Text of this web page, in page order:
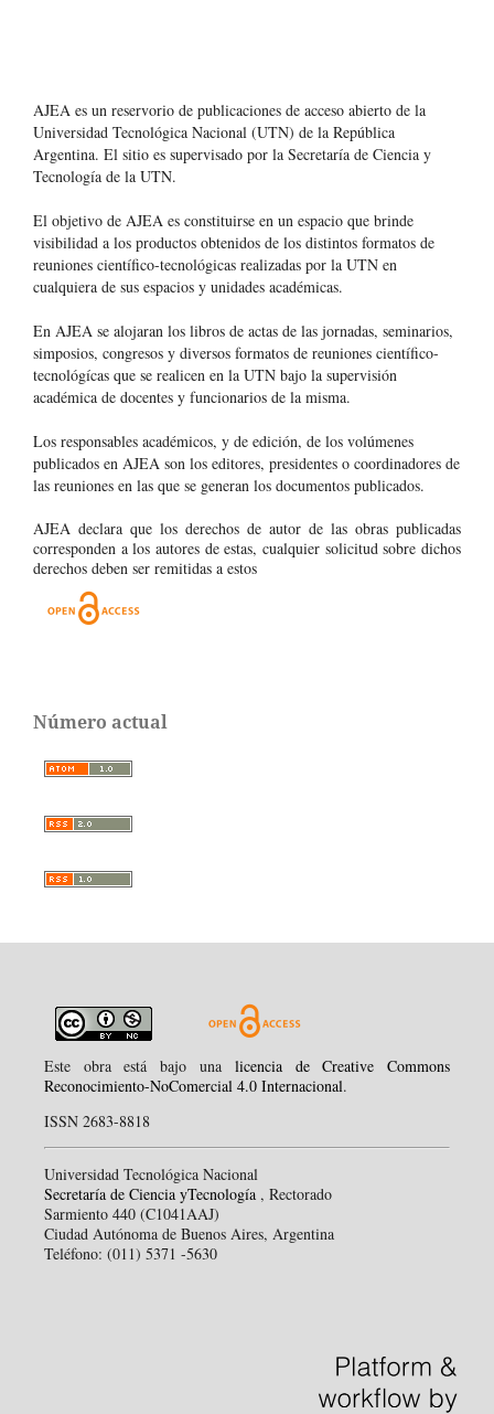
AJEA es un reservorio de publicaciones de acceso abierto de la
Universidad Tecnológica Nacional (UTN) de la República
Argentina. El sitio es supervisado por la Secretaría de Ciencia y
Tecnología de la UTN.
El objetivo de AJEA es constituirse en un espacio que brinde
visibilidad a los productos obtenidos de los distintos formatos de
reuniones científico-tecnológicas realizadas por la UTN en
cualquiera de sus espacios y unidades académicas.
En AJEA se alojaran los libros de actas de las jornadas, seminarios,
simposios, congresos y diversos formatos de reuniones científico-
tecnológícas que se realicen en la UTN bajo la supervisión
académica de docentes y funcionarios de la misma.
Los responsables académicos, y de edición, de los volúmenes
publicados en AJEA son los editores, presidentes o coordinadores de
las reuniones en las que se generan los documentos publicados.
AJEA declara que los derechos de autor de las obras publicadas
corresponden a los autores de estas, cualquier solicitud sobre dichos
derechos deben ser remitidas a estos
Número actual
Este obra está bajo unalicencia de Creative Commons
Reconocimiento-NoComercial 4.0 Internacional.
ISSN 2683-8818
Universidad Tecnológica Nacional
Secretaría de Ciencia yTecnología , Rectorado
Sarmiento 440 (C1041AAJ)
Ciudad Autónoma de Buenos Aires, Argentina
Teléfono: (011) 5371 -5630